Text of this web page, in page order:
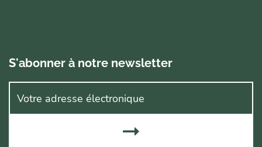
S'abonner à notre newsletter